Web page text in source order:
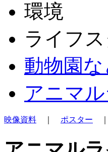
環境
ライフ
動物園な
アニマ
映像資料 ポスター